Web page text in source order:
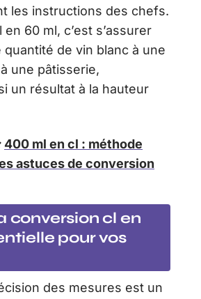
les instructions des chefs.
60 ml, c’est s’assurer
quantité de vin blanc à une
une pâtisserie,
un résultat à la hauteur
400 ml en cl : méthode
astuces de conversion
conversion cl en
pour vos
des mesures est un